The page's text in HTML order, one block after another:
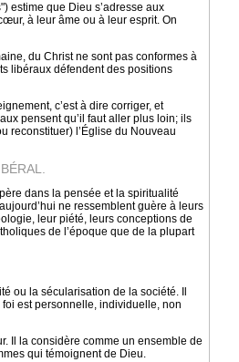
estime que Dieu s’adresse aux
à leur âme ou à leur esprit. On
du Christ ne sont pas conformes à
libéraux défendent des positions
c’est à dire corriger, et
pensent qu’il faut aller plus loin; ils
reconstituer) l’Église du Nouveau
dans la pensée et la spiritualité
ne ressemblent guère à leurs
leur piété, leurs conceptions de
de l’époque que de la plupart
ou la sécularisation de la société. Il
est personnelle, individuelle, non
Il la considère comme un ensemble de
qui témoignent de Dieu.